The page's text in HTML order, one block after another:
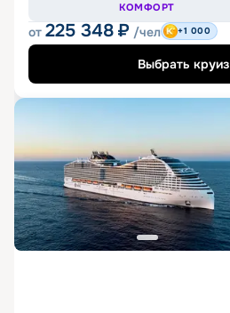
КОМФОРТ
от 225 348 ₽ /чел +1 000
Выбрать круиз